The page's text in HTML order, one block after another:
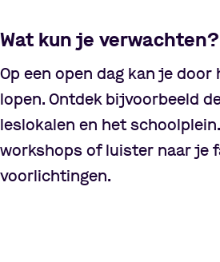
Wat kun je verwachten?
Op een open dag kan je door
lopen. Ontdek bijvoorbeeld
leslokalen en het
workshops of luister naar je
voorlichtingen.